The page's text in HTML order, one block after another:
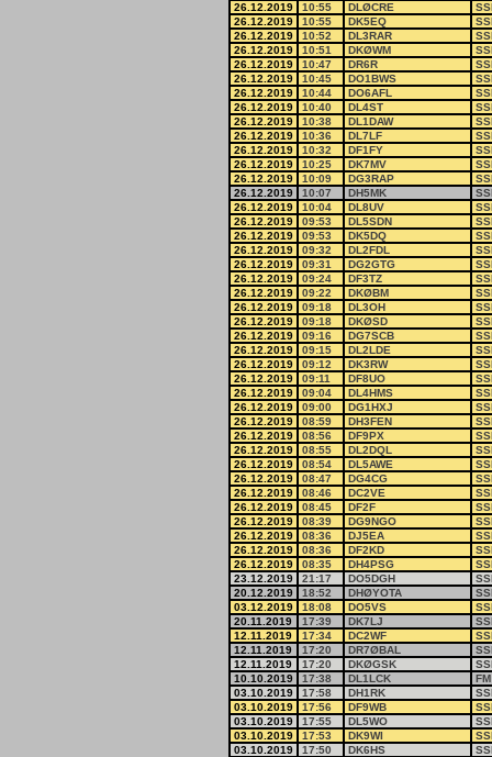
26.12.2019
10:55 DLØCRE
26.12.2019
10:55 DK5EQ
26.12.2019
10:52 DL3RAR
26.12.2019
10:51 DKØWM
26.12.2019
10:47 DR6R
26.12.2019
10:45 DO1BWS
26.12.2019
10:44 DO6AFL
26.12.2019
10:40 DL4ST
26.12.2019
10:38 DL1DAW
26.12.2019
10:36 DL7LF
26.12.2019
10:32 DF1FY
26.12.2019
10:25 DK7MV
26.12.2019
10:09 DG3RAP
26.12.2019
10:07 DH5MK
26.12.2019
10:04 DL8UV
26.12.2019
09:53 DL5SDN
26.12.2019
09:53 DK5DQ
26.12.2019
09:32 DL2FDL
26.12.2019
09:31 DG2GTG
26.12.2019
09:24 DF3TZ
26.12.2019
09:22 DKØBM
26.12.2019
09:18 DL3OH
26.12.2019
09:18 DKØSD
26.12.2019
09:16 DG7SCB
26.12.2019
09:15 DL2LDE
26.12.2019
09:12 DK3RW
26.12.2019
09:11 DF8UO
26.12.2019
09:04 DL4HMS
26.12.2019
09:00 DG1HXJ
26.12.2019
08:59 DH3FEN
26.12.2019
08:56 DF9PX
26.12.2019
08:55 DL2DQL
26.12.2019
08:54 DL5AWE
26.12.2019
08:47 DG4CG
26.12.2019
08:46 DC2VE
26.12.2019
08:45 DF2F
26.12.2019
08:39 DG9NGO
26.12.2019
08:36 DJ5EA
26.12.2019
08:36 DF2KD
26.12.2019
08:35 DH4PSG
23.12.2019
21:17 DO5DGH
20.12.2019
18:52 DHØYOTA
03.12.2019
18:08 DO5VS
20.11.2019
17:39 DK7LJ
12.11.2019
17:34 DC2WF
12.11.2019
17:20 DR7ØBAL
12.11.2019
17:20 DKØGSK
10.10.2019
17:38 DL1LCK
FM
03.10.2019
17:58 DH1RK
03.10.2019
17:56 DF9WB
03.10.2019
17:55 DL5WO
03.10.2019
17:53 DK9WI
03.10.2019
17:50 DK6HS